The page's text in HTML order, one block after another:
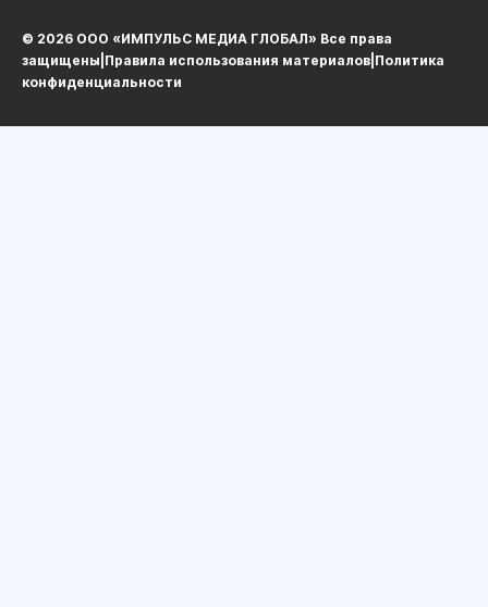
© 2026 ООО «ИМПУЛЬС МЕДИА ГЛОБАЛ» Все права
защищеныㅤ|ㅤ Правила использования материалов Политика
конфиденциальности